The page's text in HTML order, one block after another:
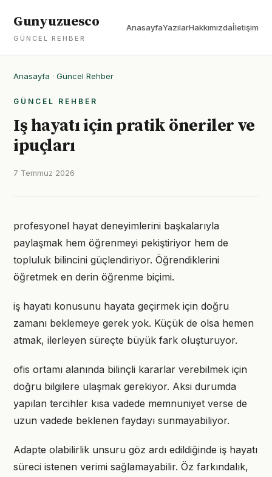
Gunyuzuesco
GÜNCEL REHBER
AnasayfaYazılarHakkımızdaİletişim
Anasayfa · Güncel Rehber
GÜNCEL REHBER
Iş hayatı için pratik öneriler ve
ipuçları
7 Temmuz 2026
profesyonel hayat deneyimlerini başkalarıyla
paylaşmak hem öğrenmeyi pekiştiriyor hem de
topluluk bilincini güçlendiriyor. Öğrendiklerini
öğretmek en derin öğrenme biçimi.
iş hayatı konusunu hayata geçirmek için doğru
zamanı beklemeye gerek yok. Küçük de olsa hemen
atmak, ilerleyen süreçte büyük fark oluşturuyor.
ofis ortamı alanında bilinçli kararlar verebilmek için
doğru bilgilere ulaşmak gerekiyor. Aksi durumda
yapılan tercihler kısa vadede memnuniyet verse de
uzun vadede beklenen faydayı sunmayabiliyor.
Adapte olabilirlik unsuru göz ardı edildiğinde iş hayatı
süreci istenen verimi sağlamayabilir. Öz farkındalık,